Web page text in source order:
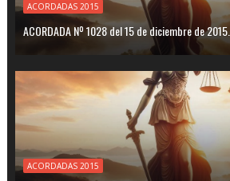
ACORDADAS 2015
ACORDADA Nº 1028 del 15 de diciembre de 2015.
ACORDADAS 2015